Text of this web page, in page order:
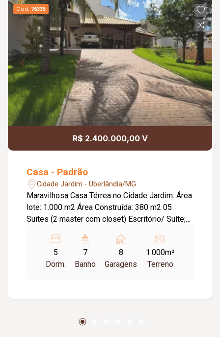
Cód. 76335
R$ 2.400.000,00 V
Casa - Padrão
Cidade Jardim - Uberlândia/MG
Maravilhosa Casa Térrea no Cidade Jardim. Área
lote: 1.000 m2 Área Construída: 380 m2 05
Suites (2 master com closet) Escritório/ Suíte;
Pizza; Garagem para 08 Carros sendo 03
Cobertos; Piscina Aquecida; Fotovoltaica;
Aquecimento Solar; Cozinha com Dispensa; Área
5
Dorm.
7
Banho
8
Garagens
1.000m²
Terreno